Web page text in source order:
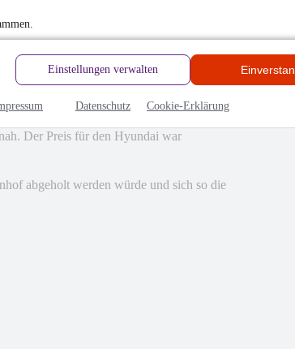
Einstellungen verwalten
Datenschutz Cookie-Erklärung
Mails wurde immer schnell
Der Preis für den Hyundai war
abgeholt werden würde und sich so die